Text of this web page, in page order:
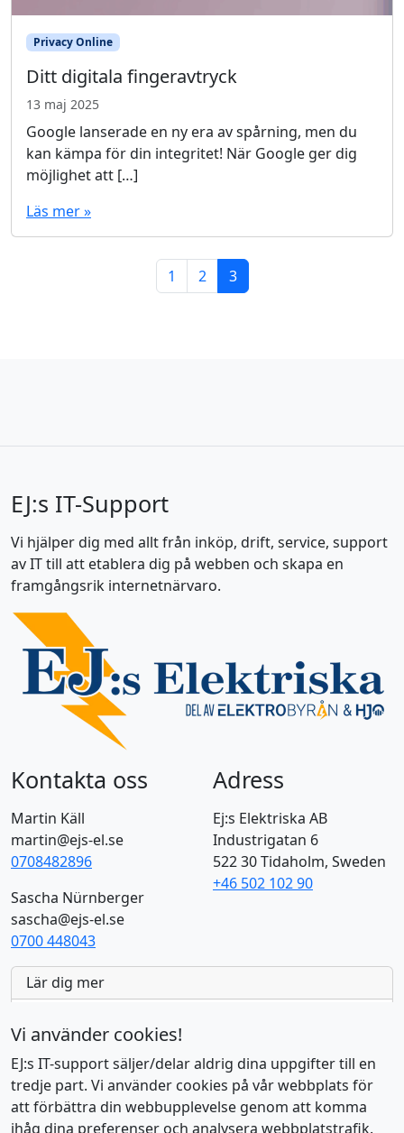
Privacy Online
Ditt digitala fingeravtryck
13 maj 2025
Google lanserade en ny era av spårning, men du
kan kämpa för din integritet! När Google ger dig
möjlighet att […]
Läs mer »
Page
1 Page
2 Current Page
3
EJ:s IT-Support
Vi hjälper dig med allt från inköp, drift, service, support
av IT till att etablera dig på webben och skapa en
framgångsrik internetnärvaro.
Kontakta oss
Martin Käll
martin@ejs-el.se
0708482896
Sascha Nürnberger
sascha@ejs-el.se
0700 448043
Adress
Ej:s Elektriska AB
Industrigatan 6
522 30 Tidaholm, Sweden
+46 502 102 90
Lär dig mer
Aktuell
EU:s Moln & SaaS-produkter 16
EU:s öppen källkod 8
Vi använder cookies!
EJ:s IT-support säljer/delar aldrig dina uppgifter till en
tredje part. Vi använder cookies på vår webbplats för
att förbättra din webbupplevelse genom att komma
ihåg dina preferenser och analysera webbplatstrafik.